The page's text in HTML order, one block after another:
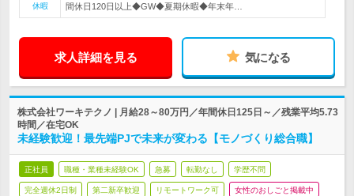
休暇
間休日120日以上◆GW◆夏期休暇◆年末年…
求人詳細を見る 気になる
株式会社ワーキテクノ | 月給28～80万円／年間休日125日～／残業平均5.73
時間／在宅OK
未経験歓迎！最先端PJで未来が変わる【モノづくり総合職】
正社員 職種・業種未経験OK 急募 転勤なし 学歴不問
完全週休2日制 第二新卒歓迎 リモートワーク可 女性のおしごと掲載中